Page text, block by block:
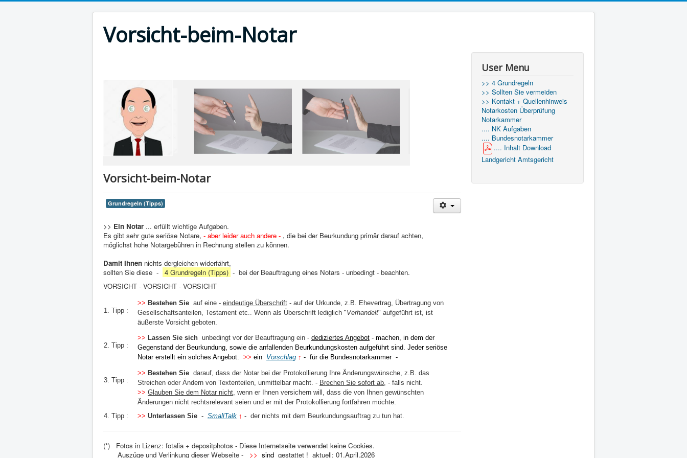
Vorsicht-beim-Notar
Vorsicht-beim-Notar
Grundregeln (Tipps)
>> Ein Notar ... erfüllt wichtige Aufgaben.
Es gibt sehr gute seriöse Notare, - aber leider auch andere - , die bei der Beurkundung primär darauf achten,
möglichst hohe Notargebühren in Rechnung stellen zu können.
Damit Ihnen nichts dergleichen widerfährt,
sollten Sie diese -
4 Grundregeln (Tipps) - bei der Beauftragung eines Notars - unbedingt - beachten.
VORSICHT - VORSICHT - VORSICHT
1. Tipp :
>> Bestehen Sie auf eine - eindeutige Überschrift - auf der Urkunde, z.B. Ehevertrag, Übertragung von
Gesellschaftsanteilen, Testament etc.. Wenn als Überschrift lediglich "Verhandelt" aufgeführt ist, ist
äußerste Vorsicht geboten.
2. Tipp :
>> Lassen Sie sich unbedingt vor der Beauftragung ein - dediziertes Angebot - machen, in dem der
Gegenstand der Beurkundung, sowie die anfallenden Beurkundungskosten aufgeführt sind. Jeder seriöse
Notar erstellt ein solches Angebot.
>> ein Vorschlag ↑ - für die Bundesnotarkammer -
3. Tipp :
>> Bestehen Sie darauf, dass der Notar bei der Protokollierung Ihre Änderungswünsche, z.B. das
Streichen oder Ändern von Textenteilen, unmittelbar macht. - Brechen Sie sofort ab , - falls nicht.
>> Glauben Sie dem Notar nicht wenn er Ihnen versichern will, dass die von Ihnen gewünschten
Änderungen nicht rechtsrelevant seien und er mit der Protokollierung fortfahren möchte.
4. Tipp :
>> Unterlassen Sie - SmallTalk ↑ - der nichts mit dem Beurkundungsauftrag zu tun hat.
(*)
Fotos in Lizenz: fotalia + depositphotos - Diese Internetseite verwendet keine Cookies.
Auszüge und Verlinkung dieser Webseite - >> sind gestattet ! aktuell: 01.April.2026
User Menu
>> 4 Grundregeln
>> Sollten Sie vermeiden
>> Kontakt + Quellenhinweis
Notarkosten Überprüfung
Notarkammer
.... NK Aufgaben
.... Bundesnotarkammer
.... Inhalt Download
Landgericht Amtsgericht